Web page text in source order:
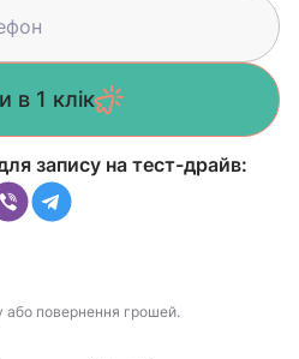
в 1 клік
запису на тест-драйв:
або повернення грошей.